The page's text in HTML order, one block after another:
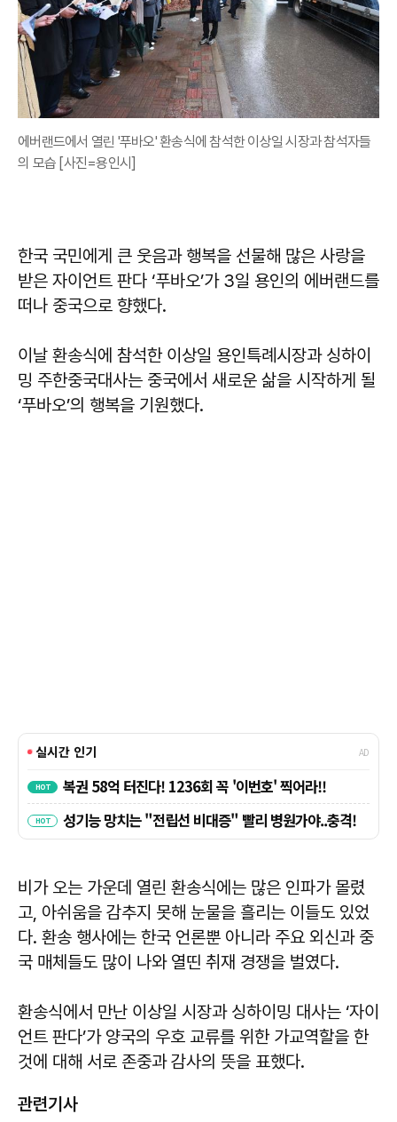
에버랜드에서 열린 '푸바오' 환송식에 참석한 이상일 시장과 참석자들
의 모습 [사진=용인시]
한국 국민에게 큰 웃음과 행복을 선물해 많은 사랑을
받은 자이언트 판다 ‘푸바오’가 3일 용인의 에버랜드를
떠나 중국으로 향했다.
이날 환송식에 참석한 이상일 용인특례시장과 싱하이
밍 주한중국대사는 중국에서 새로운 삶을 시작하게 될
‘푸바오’의 행복을 기원했다.
비가 오는 가운데 열린 환송식에는 많은 인파가 몰렸
고, 아쉬움을 감추지 못해 눈물을 흘리는 이들도 있었
다. 환송 행사에는 한국 언론뿐 아니라 주요 외신과 중
국 매체들도 많이 나와 열띤 취재 경쟁을 벌였다.
환송식에서 만난 이상일 시장과 싱하이밍 대사는 ‘자이
언트 판다’가 양국의 우호 교류를 위한 가교역할을 한
것에 대해 서로 존중과 감사의 뜻을 표했다.
관련기사